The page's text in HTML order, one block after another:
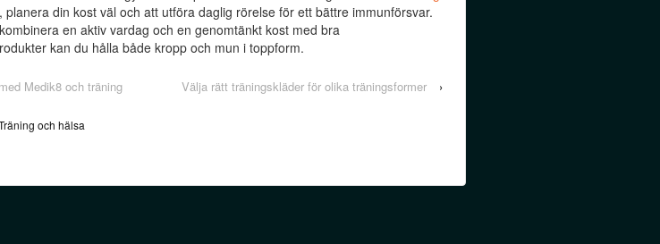
, planera din kost väl och att utföra daglig rörelse för ett bättre immunförsvar.
en aktiv vardag och en genomtänkt kost med bra
kan du hålla både kropp och mun i toppform.
Medik8 och träning Välja rätt träningskläder för olika träningsformer ›
och hälsa